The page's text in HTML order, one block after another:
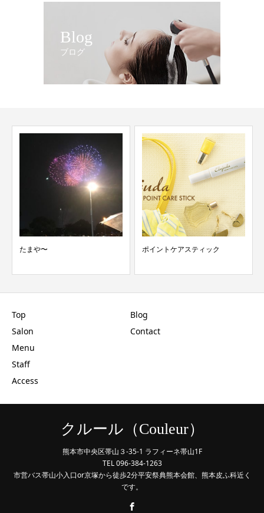
Blog
ブログ
たまや〜 ポイントケアスティック
Top
Salon
Menu
Staff
Access
Blog
Contact
クルール（Couleur）
熊本市中央区帯山３-35-1 ラフィーネ帯山1F
TEL 096-384-1263
市営バス帯山小入口or京塚から徒歩2分平安祭典熊本会館、熊本皮ふ科近く
です。